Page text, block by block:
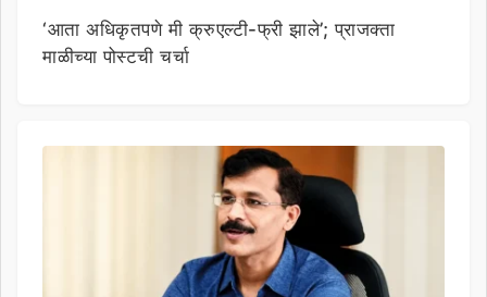
‘आता अधिकृतपणे मी क्रुएल्टी-फ्री झाले’; प्राजक्ता
माळीच्या पोस्टची चर्चा